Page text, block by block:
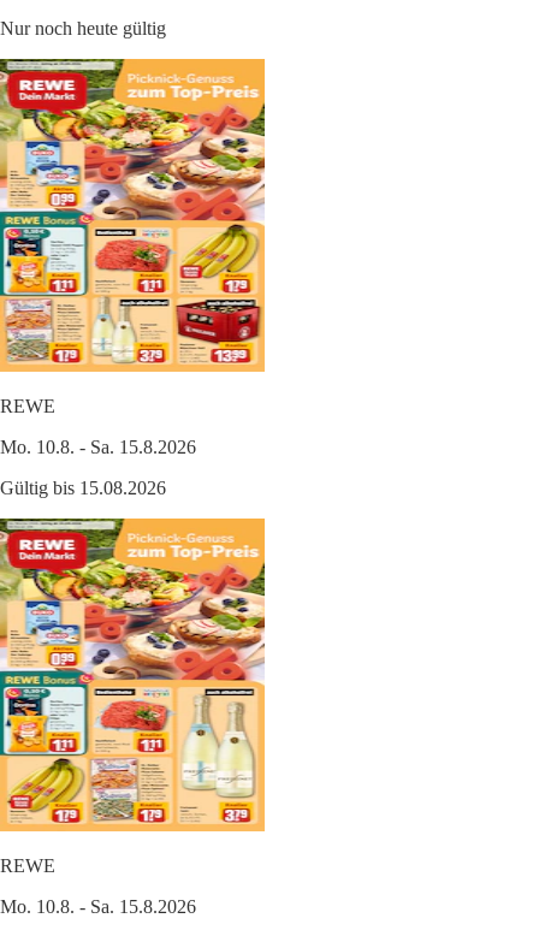
Nur noch heute gültig
REWE
Mo. 10.8. - Sa. 15.8.2026
Gültig bis 15.08.2026
REWE
Mo. 10.8. - Sa. 15.8.2026